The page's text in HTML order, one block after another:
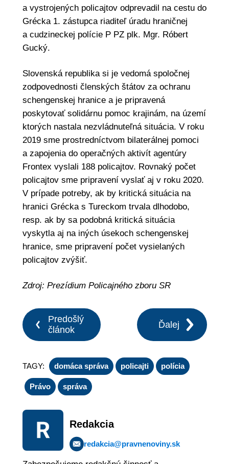
a vystrojených policajtov odprevadil na cestu do
Grécka 1. zástupca riaditeľ úradu hraničnej
a cudzineckej polície P PZ plk. Mgr. Róbert
Gucký.
Slovenská republika si je vedomá spoločnej
zodpovednosti členských štátov za ochranu
schengenskej hranice a je pripravená
poskytovať solidárnu pomoc krajinám, na území
ktorých nastala nezvládnuteľná situácia. V roku
2019 sme prostredníctvom bilaterálnej pomoci
a zapojenia do operačných aktivít agentúry
Frontex vyslali 188 policajtov. Rovnaký počet
policajtov sme pripravení vyslať aj v roku 2020.
V prípade potreby, ak by kritická situácia na
hranici Grécka s Tureckom trvala dlhodobo,
resp. ak by sa podobná kritická situácia
vyskytla aj na iných úsekoch schengenskej
hranice, sme pripravení počet vysielaných
policajtov zvýšiť.
Zdroj: Prezídium Policajného zboru SR
Predošlý
článok
Ďalej
TAGY: domáca správa policajti polícia
Právo správa
Redakcia
redakcia@pravnenoviny.sk